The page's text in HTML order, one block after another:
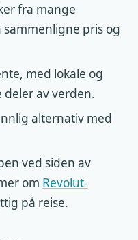
fra mange
pris og
med lokale og
deler av verden.
alternativ med
ved siden av
om Revolut-
på reise.